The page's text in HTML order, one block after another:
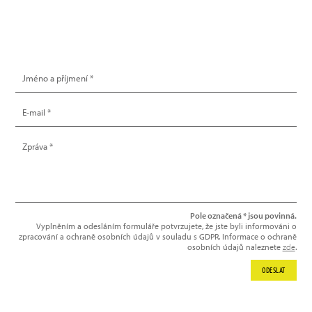
Pole označená * jsou povinná.
Vyplněním a odesláním formuláře potvrzujete, že jste byli informováni o
zpracování a ochraně osobních údajů v souladu s GDPR. Informace o ochraně
osobních údajů naleznete zde.
ODESLAT